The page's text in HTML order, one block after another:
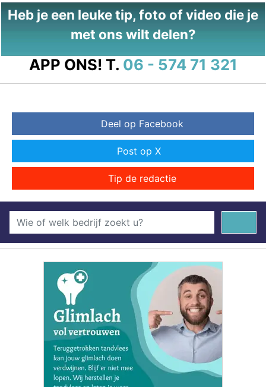
Heb je een leuke tip, foto of video die je
met ons wilt delen?
APP ONS! T. 06 - 574 71 321
Deel op Facebook
Post op X
Tip de redactie